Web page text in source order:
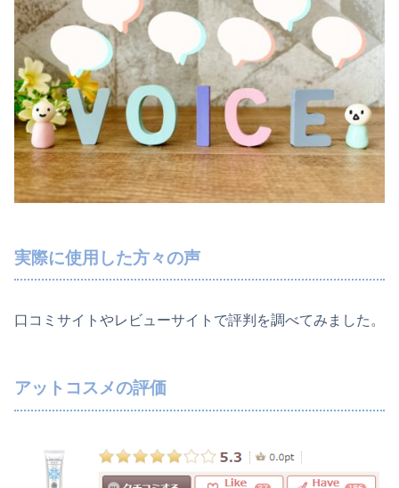
実際に使用した方々の声
口コミサイトやレビューサイトで評判を調べてみました。
アットコスメの評価